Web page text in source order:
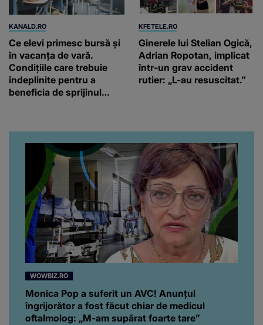
KANALD.RO
Ce elevi primesc bursă și
în vacanța de vară.
Condițiile care trebuie
îndeplinite pentru a
beneficia de sprijinul
KFETELE.RO
Ginerele lui Stelian Ogică,
Adrian Ropotan, implicat
într-un grav accident
rutier: „L-au resuscitat.”
WOWBIZ.RO
Monica Pop a suferit un AVC! Anunțul
îngrijorător a fost făcut chiar de medicul
oftalmolog: „M-am supărat foarte tare”